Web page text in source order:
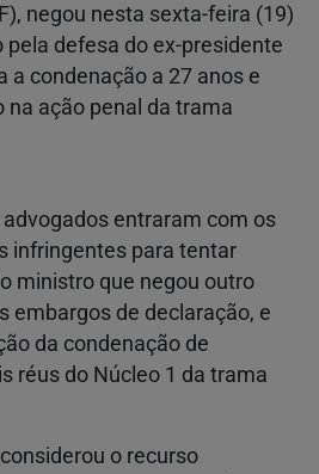
negou nesta sexta-feira (19)
defesa do ex-presidente
a condenação a 27 anos e
na ação penal da trama
entraram com os
infringentes para tentar
ministro que negou outro
embargos de declaração, e
da condenação de
réus do Núcleo 1 da trama
o recurso